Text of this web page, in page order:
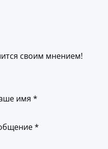
своим мнением!
имя *
*